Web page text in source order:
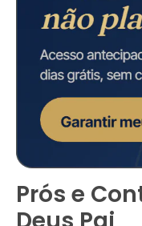
Prós e